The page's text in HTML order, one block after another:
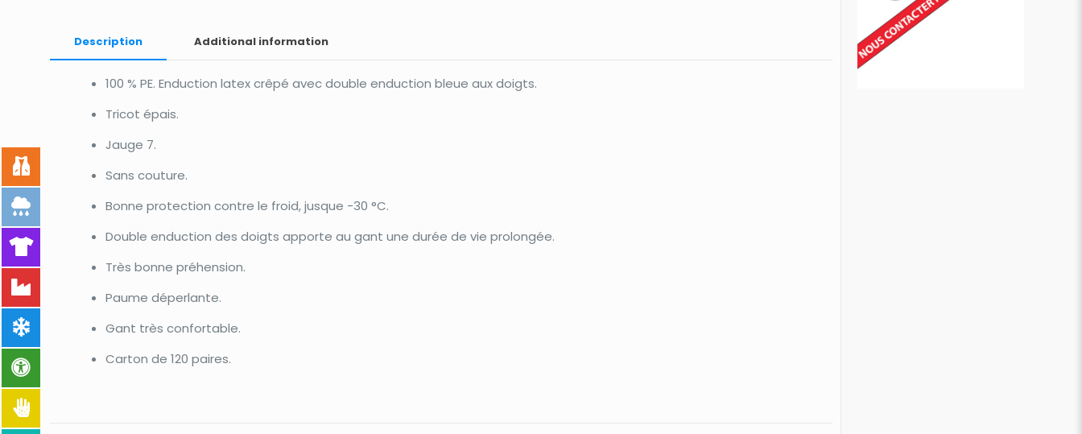
Description Additional information
100 % PE. Enduction latex crêpé avec double enduction bleue aux doigts.
Tricot épais.
Jauge 7.
Sans couture.
Bonne protection contre le froid, jusque -30 °C.
Double enduction des doigts apporte au gant une durée de vie prolongée.
Très bonne préhension.
Paume déperlante.
Gant très confortable.
Carton de 120 paires.